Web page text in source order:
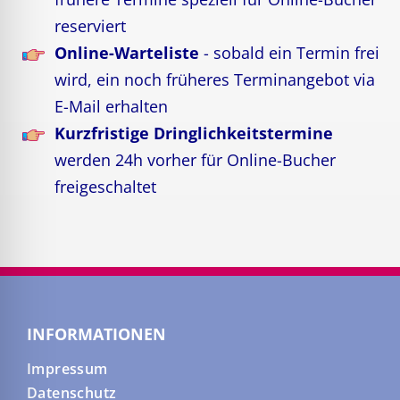
reserviert
Online-Warteliste - sobald ein Termin frei
wird, ein noch früheres Terminangebot via
E-Mail erhalten
Kurzfristige Dringlichkeitstermine
werden 24h vorher für Online-Bucher
freigeschaltet
INFORMATIONEN
Impressum
Datenschutz